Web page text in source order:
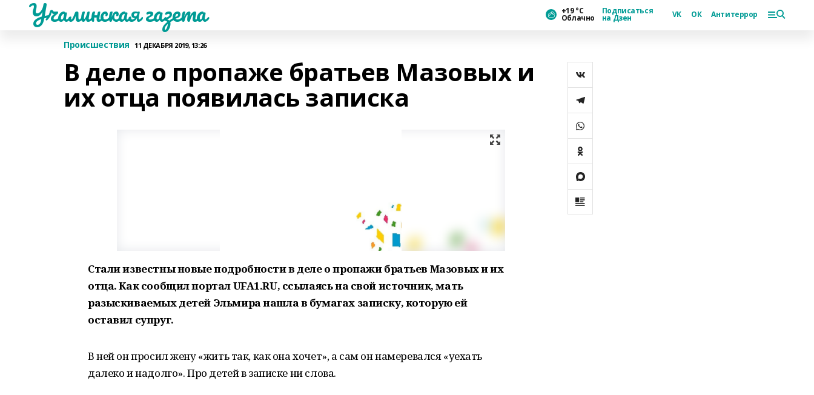
Учалинская газета +19 °С
Облачно
Подписаться
на Дзен VK ОК Антитеррор
Происшествия 11 ДЕКАБРЯ 2019, 13:26
В деле о пропаже братьев Мазовых и
их отца появилась записка
Стали известны новые подробности в деле о пропажи братьев Мазовых и их
отца. Как сообщил портал UFA1.RU, ссылаясь на свой источник, мать
разыскиваемых детей Эльмира нашла в бумагах записку, которую ей
оставил супруг.
В ней он просил жену «жить так, как она хочет», а сам он намеревался «уехать
далеко и надолго». Про детей в записке ни слова.